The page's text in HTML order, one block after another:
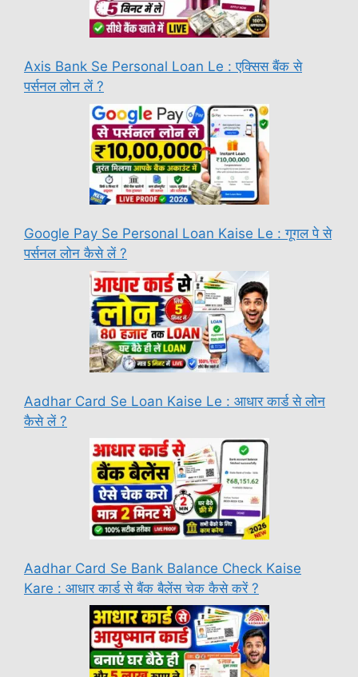
Axis Bank Se Personal Loan Le : एक्सिस बैंक से
पर्सनल लोन लें ?
Google Pay Se Personal Loan Kaise Le : गूगल पे से
पर्सनल लोन कैसे लें ?
Aadhar Card Se Loan Kaise Le : आधार कार्ड से लोन
कैसे लें ?
Aadhar Card Se Bank Balance Check Kaise
Kare : आधार कार्ड से बैंक बैलेंस चेक कैसे करें ?